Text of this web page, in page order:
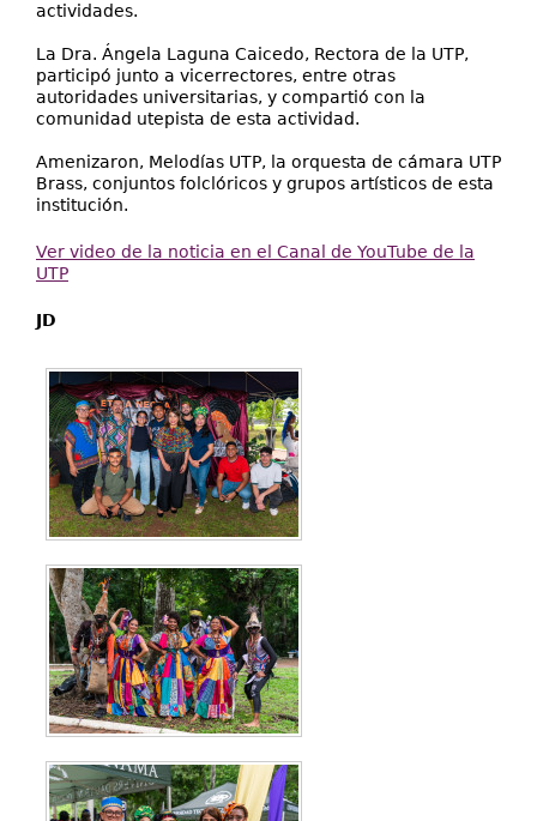
actividades.
La Dra. Ángela Laguna Caicedo, Rectora de la UTP,
participó junto a vicerrectores, entre otras
autoridades universitarias, y compartió con la
comunidad utepista de esta actividad.
Amenizaron, Melodías UTP, la orquesta de cámara UTP
Brass, conjuntos folclóricos y grupos artísticos de esta
institución.
Ver video de la noticia en el Canal de YouTube de la
UTP
JD